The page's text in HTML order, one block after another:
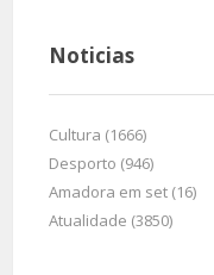
Noticias
Cultura (1666)
Desporto (946)
Amadora em set (16)
Atualidade (3850)